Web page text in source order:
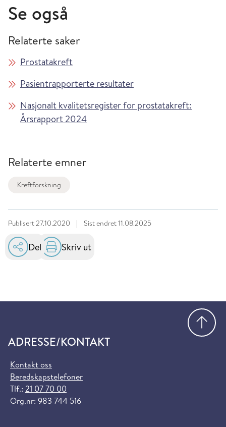
Se også
Relaterte saker
Prostatakreft
Pasientrapporterte resultater
Nasjonalt kvalitetsregister for prostatakreft:
Årsrapport 2024
Relaterte emner
Kreftforskning
Publisert27.10.2020 | Sist endret11.08.2025
Del Skriv ut
ADRESSE/KONTAKT
Kontakt oss
Beredskapstelefoner
Tlf.: 21 07 70 00
Org.nr: 983 744 516